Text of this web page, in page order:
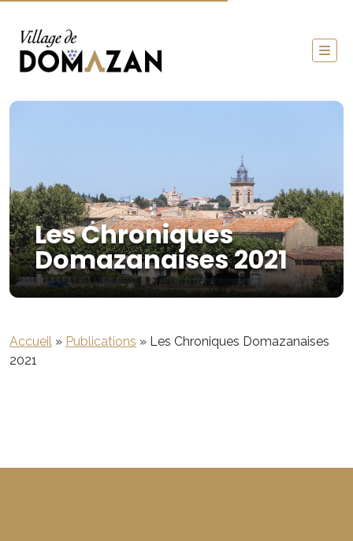
Les Chroniques
Domazanaises 2021
Accueil » Publications » Les Chroniques Domazanaises
2021